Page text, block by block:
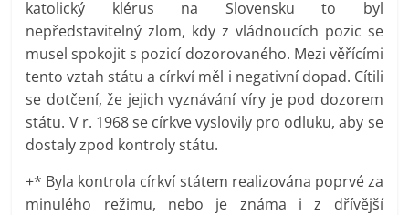
katolický klérus na Slovensku to byl
nepředstavitelný zlom, kdy z vládnoucích pozic se
musel spokojit s pozicí dozorovaného. Mezi věřícími
tento vztah státu a církví měl i negativní dopad. Cítili
se dotčení, že jejich vyznávání víry je pod dozorem
státu. V r. 1968 se církve vyslovily pro odluku, aby se
dostaly zpod kontroly státu.
+* Byla kontrola církví státem realizována poprvé za
minulého režimu, nebo je známa i z dřívější